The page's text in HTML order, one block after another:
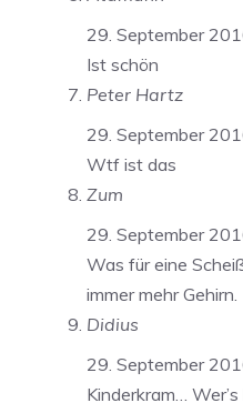
29. September
Ist schön
Peter Hartz
29. September
Wtf ist das
Zum
29. September
Was für eine
immer mehr Gehirn.
Didius
29. September
Kinderkram…